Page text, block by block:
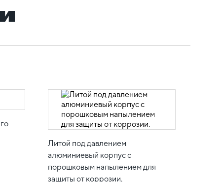
Литой под давлением
алюминиевый корпус с
порошковым напылением для
защиты от коррозии.